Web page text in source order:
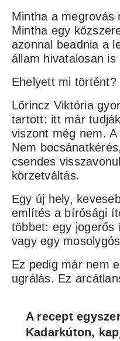
Mintha a megrovás
Mintha egy
azonnal beadnia a
állam hivatalosan is
Ehelyett mi történt?
Lőrincz Viktória
tartott: itt már
viszont még nem.
Nem
csendes
körzetváltás.
Egy új hely,
említés a bírósági
többet: egy jogerős
vagy egy
Ez pedig már nem
ugrálás. Ez
A recept
Kadarkúton,